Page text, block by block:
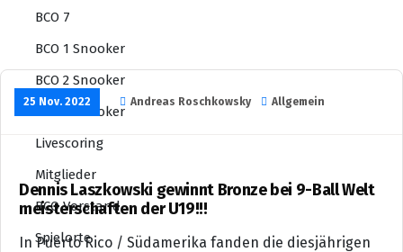
BCO 7
BCO 1 Snooker
BCO 2 Snooker
BCO 3 Snooker
Livescoring
Mitglieder
BCO Vorstand
Spielorte
25 Nov. 2022 Andreas Roschkowsky Allgemein
Dennis Laszkowski gewinnt Bronze bei 9-Ball Welt
meisterschaften der U19!!!
In Puerto Rico / Südamerika fanden die diesjährigen